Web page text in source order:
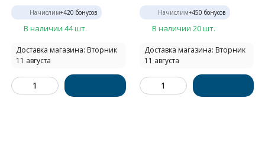
Начислим+420 бонусов
В наличии 44 шт.
Доставка магазина: Вторник
11 августа
Начислим+450 бонусов
В наличии 20 шт.
Доставка магазина: Вторник
11 августа